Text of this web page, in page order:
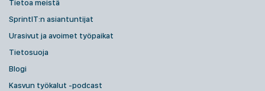
Tietoa meistä
SprintIT:n asiantuntijat
Urasivut ja avoimet työpaikat
Tietosuoja
Blogi
Kasvun työkalut -podcast